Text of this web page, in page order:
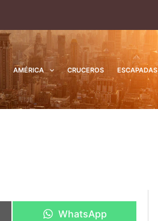
AMÉRICA CRUCEROS ESCAPADAS
en
WhatsApp
en